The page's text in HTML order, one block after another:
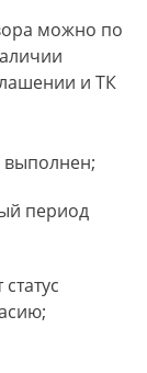
можно по
и ТК
период